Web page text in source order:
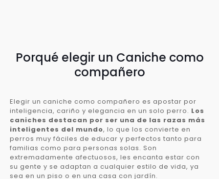
Porqué elegir un Caniche como
compañero
Elegir un caniche como compañero es apostar por
inteligencia, cariño y elegancia en un solo perro. Los
caniches destacan por ser una de las razas más
inteligentes del mundo, lo que los convierte en
perros muy fáciles de educar y perfectos tanto para
familias como para personas solas. Son
extremadamente afectuosos, les encanta estar con
su gente y se adaptan a cualquier estilo de vida, ya
sea en un piso o en una casa con jardín.